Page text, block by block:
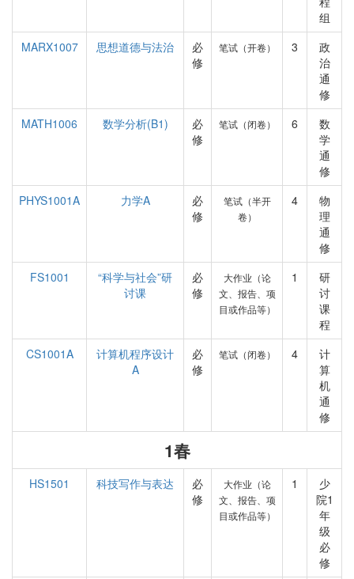
组
MARX1007
思想道德与法治
必
修
笔试（开卷） 3
政
治
通
修
MATH1006
数学分析(B1)
必
修
笔试（闭卷） 6
数
学
通
修
PHYS1001A
力学A
必
修
笔试（半开
卷）
4
物
理
通
修
FS1001
“科学与社会”研
讨课
必
修
大作业（论
文、报告、项
目或作品等）
1
研
讨
课
程
CS1001A
计算机程序设计
A
必
修
笔试（闭卷） 4
计
算
机
通
修
1春
HS1501 科技写作与表达
必
修
大作业（论
文、报告、项
目或作品等）
1
少
院1
年
级
必
修